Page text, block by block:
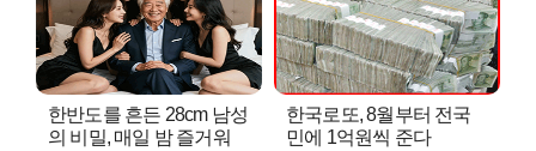
한반도를 흔든 28cm 남성
의 비밀, 매일 밤 즐거워
한국로또, 8월부터 전국
민에 1억원씩 준다